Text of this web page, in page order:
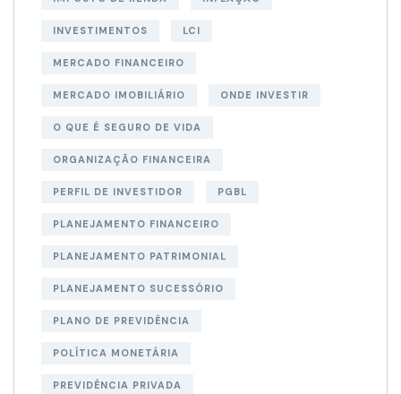
INVESTIMENTOS LCI
MERCADO FINANCEIRO
MERCADO IMOBILIÁRIO ONDE INVESTIR
O QUE É SEGURO DE VIDA
ORGANIZAÇÃO FINANCEIRA
PERFIL DE INVESTIDOR PGBL
PLANEJAMENTO FINANCEIRO
PLANEJAMENTO PATRIMONIAL
PLANEJAMENTO SUCESSÓRIO
PLANO DE PREVIDÊNCIA
POLÍTICA MONETÁRIA
PREVIDÊNCIA PRIVADA